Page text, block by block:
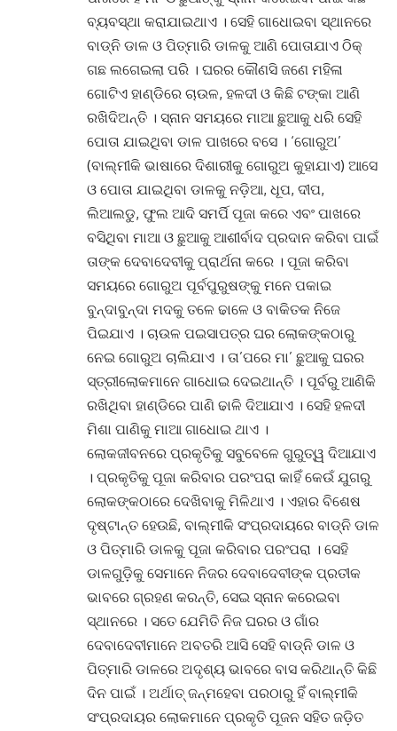
ବ୍ୟବସ୍ଥା କରାଯାଇଥାଏ । ସେହି ଗାଧୋଇବା ସ୍ଥାନରେ
ବାଡ୍‌ନି ଡାଳ ଓ ପିତ୍‌ମାରି ଡାଳକୁ ଆଣି ପୋତାଯାଏ ଠିକ୍
ଗଛ ଲଗେଇଲା ପରି । ଘରର କୌଣସି ଜଣେ ମହିଳା
ଗୋଟିଏ ହାଣ୍ଡିରେ ଚାଉଳ, ହଳଦୀ ଓ କିଛି ଟଙ୍କା ଆଣି
ରଖିଦିଅନ୍ତି । ସ୍ନାନ ସମୟରେ ମାଆ ଛୁଆକୁ ଧରି ସେହି
ପୋତା ଯାଇଥିବା ଡାଳ ପାଖରେ ବସେ । ‘ଗୋରୁଅ’
(ବାଲ୍ମୀକି ଭାଷାରେ ଦିଶାରୀକୁ ଗୋରୁଅ କୁହାଯାଏ) ଆସେ
ଓ ପୋତା ଯାଇଥିବା ଡାଳକୁ ନଡ଼ିଆ, ଧୂପ, ଦୀପ,
ଲିଆଲଡୁ, ଫୁଲ ଆଦି ସମର୍ପି ପୂଜା କରେ ଏବଂ ପାଖରେ
ବସିଥିବା ମାଆ ଓ ଛୁଆକୁ ଆଶୀର୍ବାଦ ପ୍ରଦାନ କରିବା ପାଇଁ
ତାଙ୍କ ଦେବାଦେବୀକୁ ପ୍ରାର୍ଥନା କରେ । ପୂଜା କରିବା
ସମୟରେ ଗୋରୁଅ ପୂର୍ବପୁରୁଷଙ୍କୁ ମନେ ପକାଇ
ବୁନ୍ଦାବୁନ୍ଦା ମଦକୁ ତଳେ ଢାଳେ ଓ ବାକିତକ ନିଜେ
ପିଇଯାଏ । ଚାଉଳ ପଇସାପତ୍ର ଘର ଲୋକଙ୍କଠାରୁ
ନେଇ ଗୋରୁଅ ଚାଲିଯାଏ । ତା’ପରେ ମା’ ଛୁଆକୁ ଘରର
ସ୍ତ୍ରୀଲୋକମାନେ ଗାଧୋଇ ଦେଇଥାନ୍ତି । ପୂର୍ବରୁ ଆଣିକି
ରଖିଥିବା ହାଣ୍ଡିରେ ପାଣି ଢାଳି ଦିଆଯାଏ । ସେହି ହଳଦୀ
ମିଶା ପାଣିକୁ ମାଆ ଗାଧୋଇ ଥାଏ ।
ଲୋକଜୀବନରେ ପ୍ରକୃତିକୁ ସବୁବେଳେ ଗୁରୁତ୍ୱ ଦିଆଯାଏ
। ପ୍ରକୃତିକୁ ପୂଜା କରିବାର ପରଂପରା କାହିଁ କେଉଁ ଯୁଗରୁ
ଲୋକଙ୍କଠାରେ ଦେଖିବାକୁ ମିଳିଥାଏ । ଏହାର ବିଶେଷ
ଦୃଷ୍ଟାନ୍ତ ହେଉଛି, ବାଲ୍ମୀକି ସଂପ୍ରଦାୟରେ ବାଡ୍‌ନି ଡାଳ
ଓ ପିତ୍‌ମାରି ଡାଳକୁ ପୂଜା କରିବାର ପରଂପରା । ସେହି
ଡାଳଗୁଡ଼ିକୁ ସେମାନେ ନିଜର ଦେବାଦେବୀଙ୍କ ପ୍ରତୀକ
ଭାବରେ ଗ୍ରହଣ କରନ୍ତି, ସେଇ ସ୍ନାନ କରେଇବା
ସ୍ଥାନରେ । ସତେ ଯେମିତି ନିଜ ଘରର ଓ ଗାଁର
ଦେବାଦେବୀମାନେ ଅବତରି ଆସି ସେହି ବାଡ୍‌ନି ଡାଳ ଓ
ପିତ୍‌ମାରି ଡାଳରେ ଅଦୃଶ୍ୟ ଭାବରେ ବାସ କରିଥାନ୍ତି କିଛି
ଦିନ ପାଇଁ । ଅର୍ଥାତ୍ ଜନ୍ମହେବା ପରଠାରୁ ହିଁ ବାଲ୍ମୀକି
ସଂପ୍ରଦାୟର ଲୋକମାନେ ପ୍ରକୃତି ପୂଜନ ସହିତ ଜଡ଼ିତ